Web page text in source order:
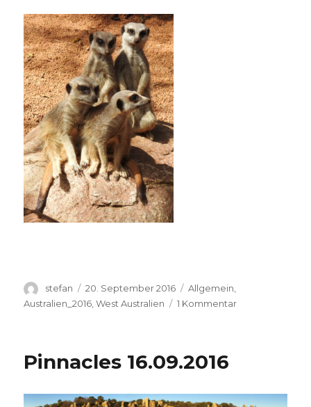
Autor
stefan
Veröffentlicht
am
20. September 2016 Kategorien
Allgemein,
Australien_2016 ,West Australien 1 Kommentarzu
Pinnacles 16.09.2016